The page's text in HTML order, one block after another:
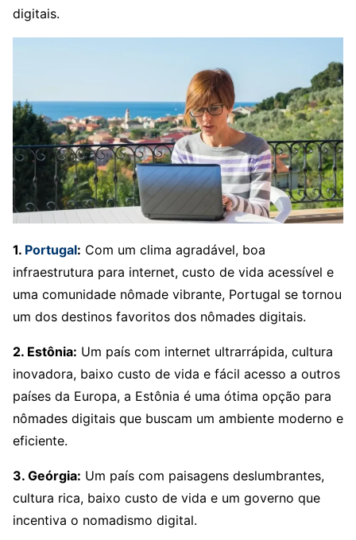
digitais.
1. Portugal: Com um clima agradável, boa
infraestrutura para internet, custo de vida acessível e
uma comunidade nômade vibrante, Portugal se tornou
um dos destinos favoritos dos nômades digitais.
2. Estônia: Um país com internet ultrarrápida, cultura
inovadora, baixo custo de vida e fácil acesso a outros
países da Europa, a Estônia é uma ótima opção para
nômades digitais que buscam um ambiente moderno e
eficiente.
3. Geórgia: Um país com paisagens deslumbrantes,
cultura rica, baixo custo de vida e um governo que
incentiva o nomadismo digital.